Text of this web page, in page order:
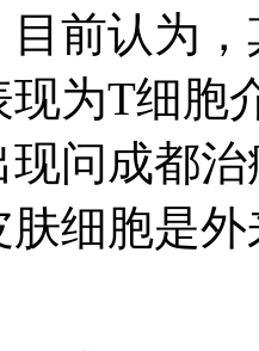
目前认为
现为T细胞
现问成都
肤细胞是